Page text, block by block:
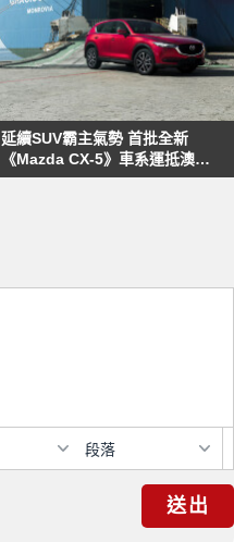
延續SUV霸主氣勢 首批全新
《Mazda CX-5》車系運抵澳洲
市場
段落
送出